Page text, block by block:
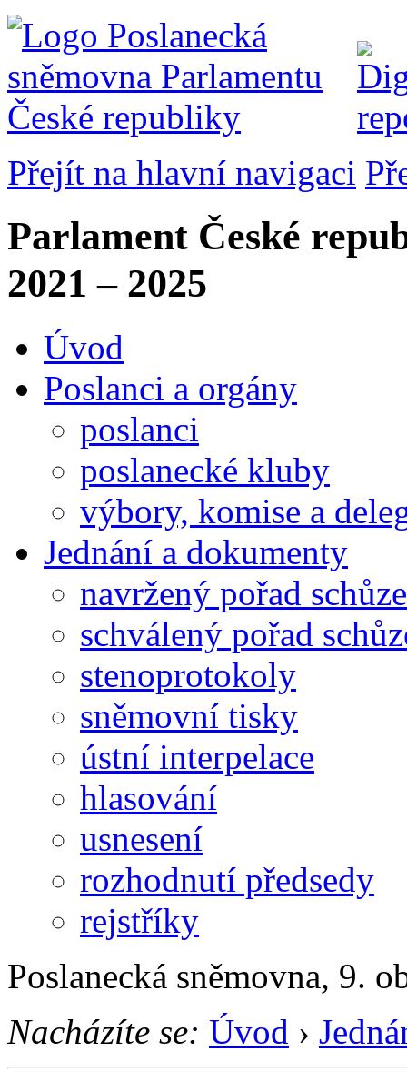
Přejít na hlavní navigaci
Parlament České
2021 – 2025
Úvod
Poslanci a orgány
poslanci
poslanecké kluby
výbory, komise a
Jednání a dokumenty
navržený pořad schůze
schválený pořad
stenoprotokoly
sněmovní tisky
ústní interpelace
hlasování
usnesení
rozhodnutí předsedy
rejstříky
Poslanecká sněmovna, 9.
Nacházíte se: Úvod ›